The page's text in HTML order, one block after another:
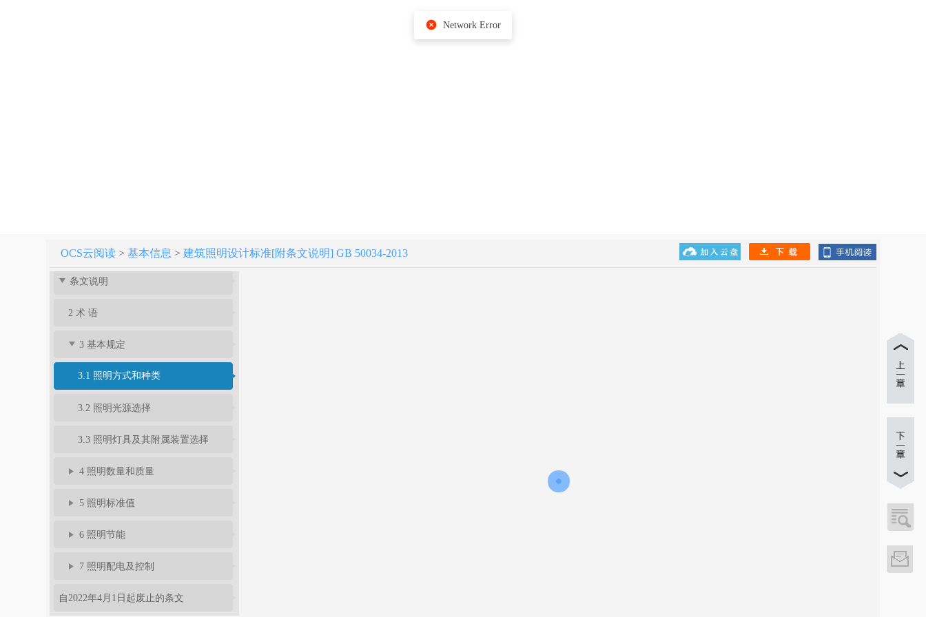
OCS云阅读 > 基本信息 > 建筑照明设计标准[附条文说明] GB 50034-2013
建筑照明设计标准 GB 50034-2013
条文说明
2 术 语
3 基本规定
3.1 照明方式和种类
3.2 照明光源选择
3.3 照明灯具及其附属装置选择
4 照明数量和质量
5 照明标准值
6 照明节能
7 照明配电及控制
自2022年4月1日起废止的条文
Network Error